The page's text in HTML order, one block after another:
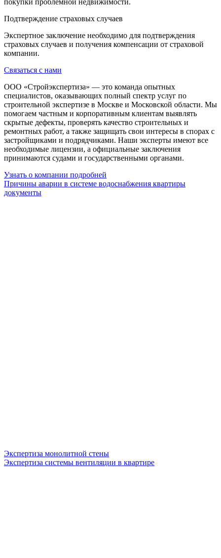
покупки проблемной недвижимости.
Подтверждение страховых случаев
Экспертное заключение необходимо для подтверждения
страховых случаев и получения компенсации от страховой
компании.
Связаться с нами
ООО «Стройэкспертиза» — это команда опытных
специалистов, оказывающих полный спектр услуг по
строительной экспертизе в Москве и Московской области. Мы
помогаем частным и корпоративным клиентам выявлять
скрытые дефекты, проверять качество строительных и
ремонтных работ, а также защищать свои интересы в спорах с
застройщиками и подрядчиками. Наши эксперты имеют все
необходимые лицензии, а официальные заключения
принимаются судами и государственными органами.
Узнать о компании подробней
Причины аварии в системе водоснабжения квартиры
документы
Экспертиза монолитной стены
Экспертиза системы вентиляции в квартире